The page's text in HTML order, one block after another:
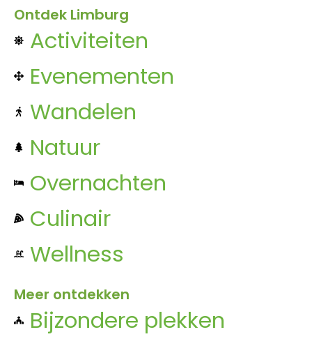
Ontdek Limburg
Activiteiten
Evenementen
Wandelen
Natuur
Overnachten
Culinair
Wellness
Meer ontdekken
Bijzondere plekken